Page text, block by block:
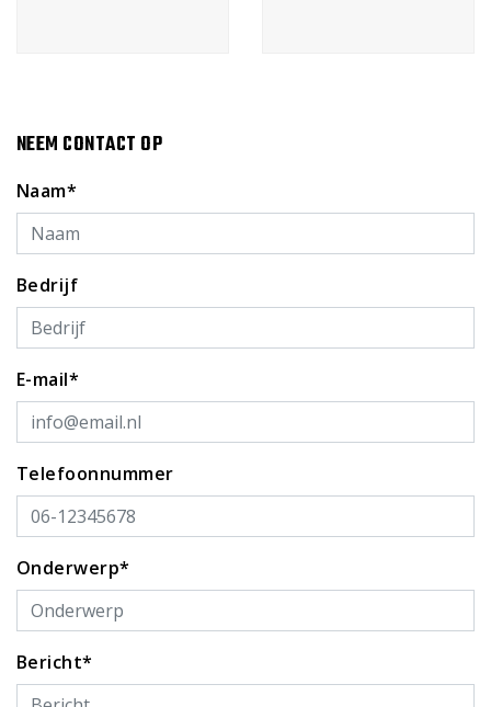
NEEM CONTACT OP
Naam*
Bedrijf
E-mail*
Telefoonnummer
Onderwerp*
Bericht*